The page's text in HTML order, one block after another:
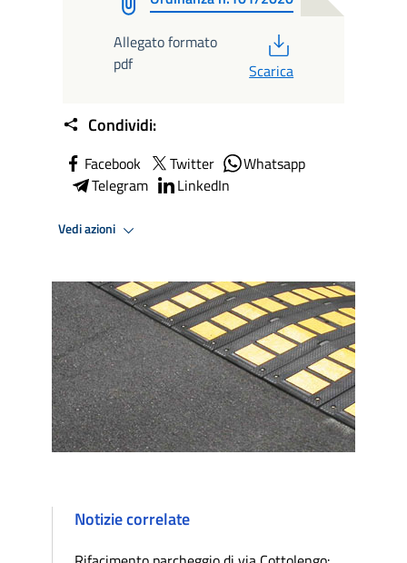
Allegato formato
pdf
Scarica
Condividi:
Facebook Twitter
Whatsapp
Telegram
LinkedIn
Vedi azioni
Notizie correlate